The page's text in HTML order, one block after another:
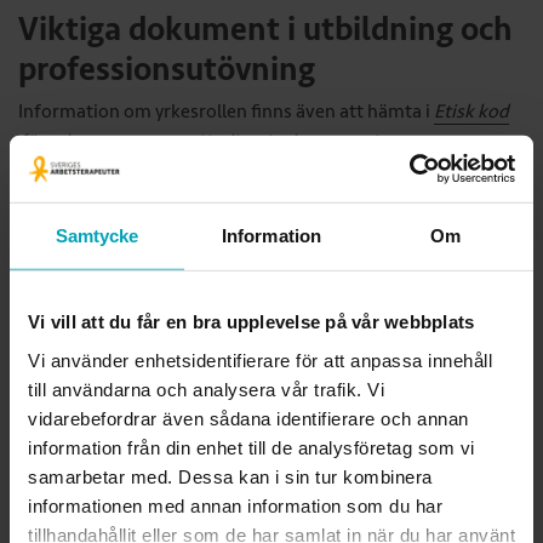
Samtycke Information Om
Vi vill att du får en bra upplevelse på vår webbplats
Vi använder enhetsidentifierare för att anpassa innehåll
till användarna och analysera vår trafik. Vi
vidarebefordrar även sådana identifierare och annan
information från din enhet till de analysföretag som vi
samarbetar med. Dessa kan i sin tur kombinera
informationen med annan information som du har
tillhandahållit eller som de har samlat in när du har använt
Viktiga dokument i utbildning och
professionsutövning
Information om yrkesrollen finns även att hämta i Etisk kod
för arbetsterapeuter,Kvalitet i arbetsterapisamt
Kompetensbeskrivningar för arbetsterapeuter
​ Det är även
viktigt att läsa in sig pågällande lagar och föreskrifter. Läs
ävenTidskriften Arbetsterapeuten nummer 2 (2026)om
lagen om MAR i varje kommun.
Produktinformation
Tryck:Ljungbergs Tryckeri i Klippan AB
Språk:Svenska
Sidantal:88
Utgivningsår:2025
Upplaga:Fjärde upplagan (tidigare upplagor är från